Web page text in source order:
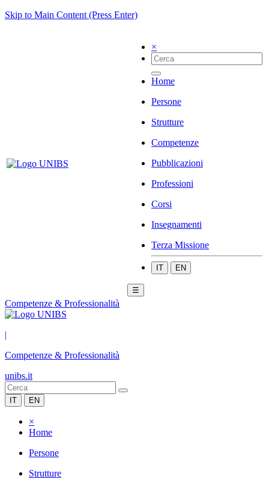
Skip to Main Content (Press Enter)
×
Home
Persone
Strutture
Competenze
Pubblicazioni
Professioni
Corsi
Insegnamenti
Terza Missione
IT EN
☰
Competenze & Professionalità
|
Competenze & Professionalità
unibs.it
IT EN
×
Home
Persone
Strutture